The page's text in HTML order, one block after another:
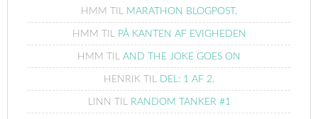
HMM TIL MARATHON BLOGPOST.
HMM TIL PÅ KANTEN AF EVIGHEDEN
HMM TIL AND THE JOKE GOES ON
HENRIK TIL DEL: 1 AF 2.
LINN TIL RANDOM TANKER #1